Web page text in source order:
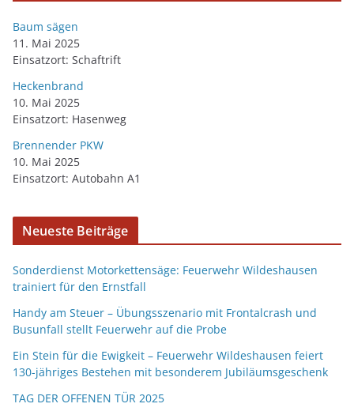
Baum sägen
11. Mai 2025
Einsatzort: Schaftrift
Heckenbrand
10. Mai 2025
Einsatzort: Hasenweg
Brennender PKW
10. Mai 2025
Einsatzort: Autobahn A1
Neueste Beiträge
Sonderdienst Motorkettensäge: Feuerwehr Wildeshausen
trainiert für den Ernstfall
Handy am Steuer – Übungsszenario mit Frontalcrash und
Busunfall stellt Feuerwehr auf die Probe
Ein Stein für die Ewigkeit – Feuerwehr Wildeshausen feiert
130-jähriges Bestehen mit besonderem Jubiläumsgeschenk
TAG DER OFFENEN TÜR 2025